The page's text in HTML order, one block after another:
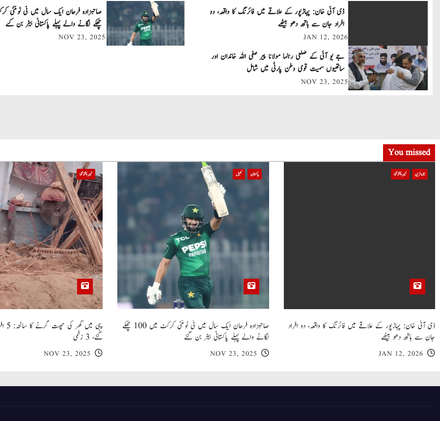
a
v
i
t
i
ڈی آئی خان: پہاڑپور کے علاقے میں فائرنگ کا واقعہ، دو
افراد جان سے ہاتھ دھو بیٹھے
JAN 12, 2026
چھکے لگانے والے پہلے پاکستانی بیٹر بن گئے
NOV 23, 2025
جے یو آئی کے ضلعی رہنما مولانا پیر صفی اللہ خاندان اور
ساتھیوں سمیت قومی وطن پارٹی میں شامل
NOV 23, 2025
You missed
تازہ ترین خیبر پختونخوا
ڈی آئی خان: پہاڑپور کے علاقے میں فائرنگ کا واقعہ، دو افراد
جان سے ہاتھ دھو بیٹھے
JAN 12, 2026
پاکستان کھیل
صاحبزادہ فرحان ایک سال میں ٹی ٹوئنٹی کرکٹ میں 100 چھکے
لگانے والے پہلے پاکستانی بیٹر بن گئے
NOV 23, 2025
خیبر پختونخوا
گئے، 3 زخمی
NOV 23, 2025